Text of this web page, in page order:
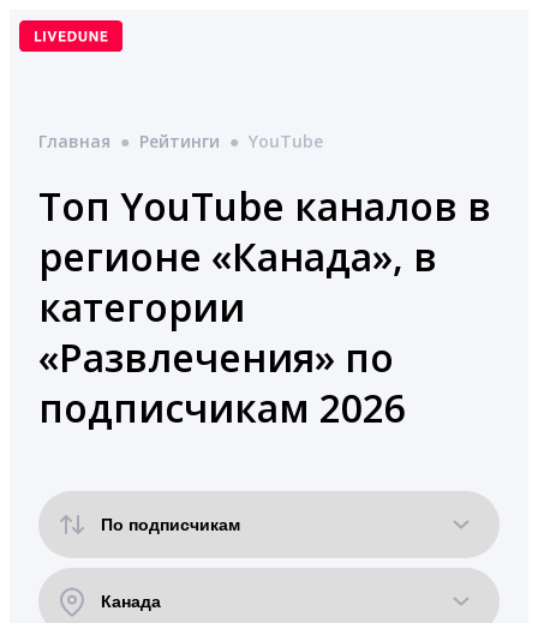
Перейти
Главная ● Рейтинги ● YouTube
Топ YouTube каналов в
регионе «Канада», в
категории
«Развлечения» по
подписчикам 2026